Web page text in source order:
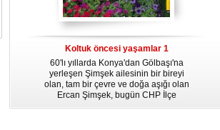
Koltuk öncesi yaşamlar 1
60'lı yıllarda Konya'dan Gölbaşı'na
yerleşen Şimşek ailesinin bir bireyi
olan, tam bir çevre ve doğa aşığı olan
Ercan Şimşek, bugün CHP İlçe
Başkanlığı yaptığı Gölbaşı'nda yaşam